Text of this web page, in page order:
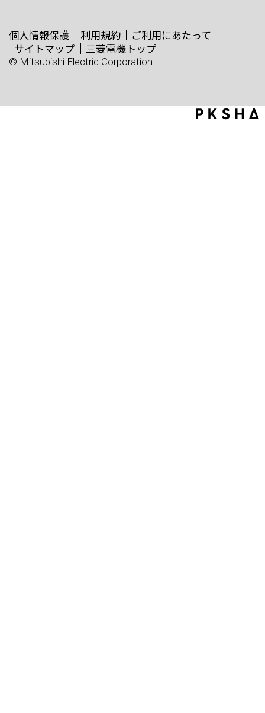
個人情報保護 利用規約
ご利用にあたって
サイトマップ
三菱電機トップ
© Mitsubishi Electric Corporation